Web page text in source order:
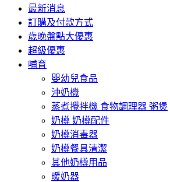
最新消息
訂購及付款方式
歲晚盤點大優惠
超級優惠
哺育
嬰幼兒食品
沖奶機
蒸煮攪拌機 食物調理器 粥煲
奶樽 奶樽配件
奶樽消毒器
奶樽餐具清潔
其他奶樽用品
暖奶器